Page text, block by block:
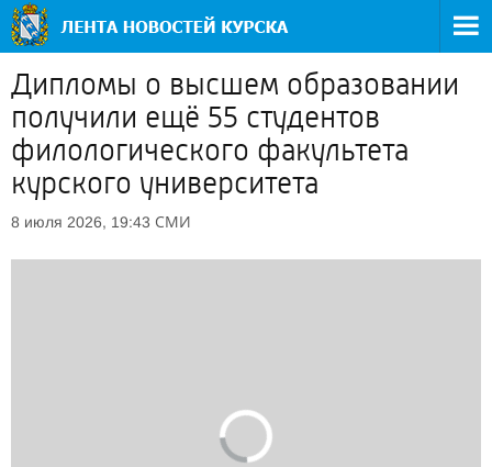
Дипломы о высшем образовании
получили ещё 55 студентов
филологического факультета
курского университета
8 июля 2026, 19:43 СМИ